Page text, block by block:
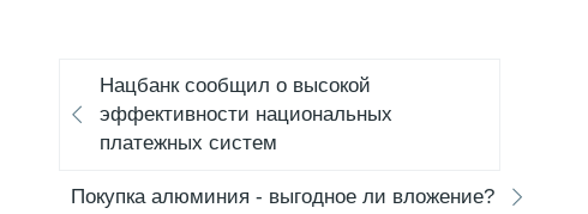
Нацбанк сообщил о высокой
эффективности национальных
платежных систем
Покупка алюминия - выгодное ли вложение?